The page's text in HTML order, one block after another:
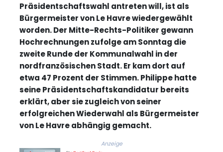
Präsidentschaftswahl antreten will, ist als
Bürgermeister von Le Havre wiedergewählt
worden. Der Mitte-Rechts-Politiker gewann
Hochrechnungen zufolge am Sonntag die
zweite Runde der Kommunalwahl in der
nordfranzösischen Stadt. Er kam dort auf
etwa 47 Prozent der Stimmen. Philippe hatte
seine Präsidentschaftskandidatur bereits
erklärt, aber sie zugleich von seiner
erfolgreichen Wiederwahl als Bürgermeister
von Le Havre abhängig gemacht.
Anzeige